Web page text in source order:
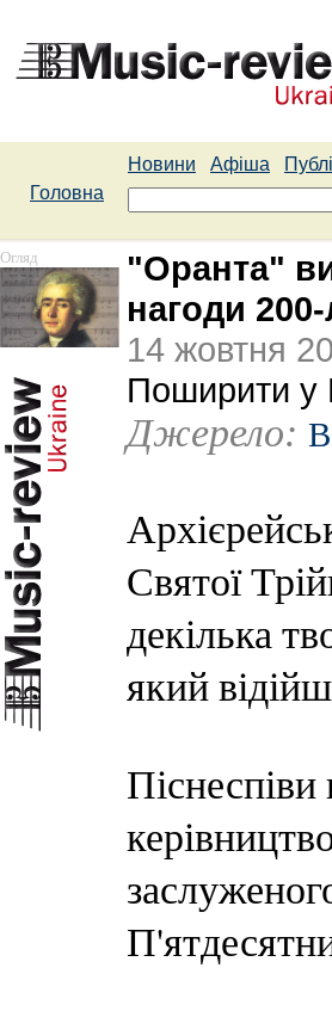
Новини Афіша
Головна
Огляд
"Оранта"
нагоди
14 жовтня
Поширити у
Джерело:
Святої
декілька
який